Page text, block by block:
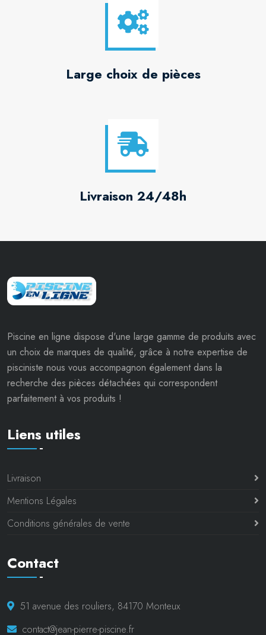
Large choix de pièces
Livraison 24/48h
Piscine en ligne dispose d'une large gamme de produits avec
un choix de marques de qualité, grâce à notre expertise de
pisciniste nous vous accompagnon également dans la
recherche des pièces détachées qui correspondent
parfaitement à vos produits !
Liens utiles
Livraison
Mentions Légales
Conditions générales de vente
Contact
51 avenue des rouliers, 84170 Monteux
contact@jean-pierre-piscine.fr